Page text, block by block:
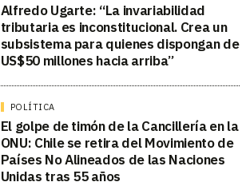
Alfredo Ugarte: “La invariabilidad
tributaria es inconstitucional. Crea un
subsistema para quienes dispongan de
US$50 millones hacia arriba”
POLÍTICA
El golpe de timón de la Cancillería en la
ONU: Chile se retira del Movimiento de
Países No Alineados de las Naciones
Unidas tras 55 años